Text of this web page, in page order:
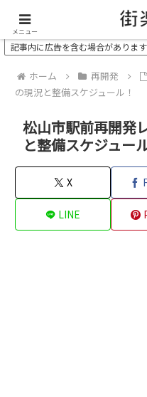
＼ 松山の街を“オモシ
記事内に広告を含む場合があります
ホーム 再開発
の現況と整備スケジュール！
松山市駅前再開発
と整備スケジュー
X
LINE
メニュー